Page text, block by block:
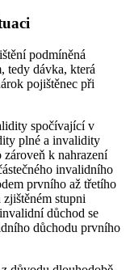
podmíněná
tedy dávka, která
pojištěnec při
spočívající v
plné a invalidity
zároveň k nahrazení
invalidního
prvního až třetího
stupni
důchod se
důchodu prvního